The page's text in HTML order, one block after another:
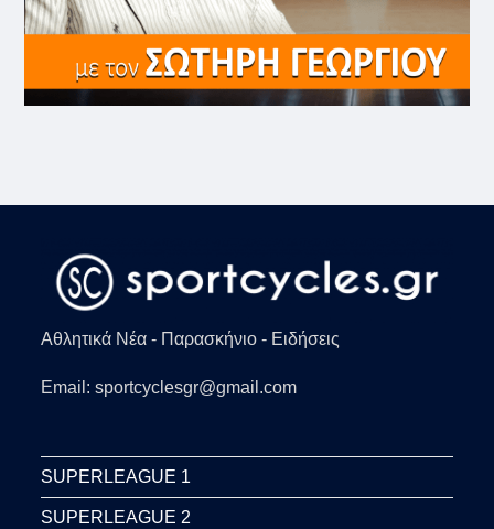
Αθλητικά Νέα - Παρασκήνιο - Ειδήσεις
Email: sportcyclesgr@gmail.com
SUPERLEAGUE 1
SUPERLEAGUE 2